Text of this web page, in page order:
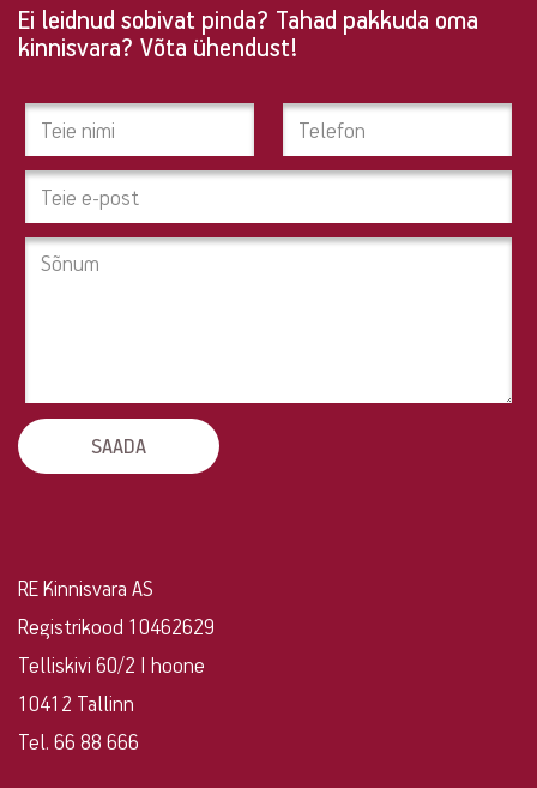
Ei
leidnud
sobivat
pinda?
Tahad
pakkuda
oma
RE Kinnisvara AS
Registrikood 10462629
Telliskivi 60/2 I hoone
10412 Tallinn
Tel. 66 88 666
Ei leidnud sobivat pinda? Tahad pakkuda oma
kinnisvara? Võta ühendust!